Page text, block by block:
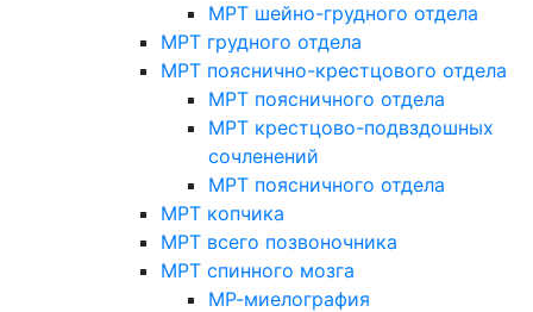
МРТ шейно-грудного отдела
МРТ грудного отдела
МРТ пояснично-крестцового отдела
МРТ поясничного отдела
МРТ крестцово-подвздошных
сочленений
МРТ поясничного отдела
МРТ копчика
МРТ всего позвоночника
МРТ спинного мозга
МР-миелография